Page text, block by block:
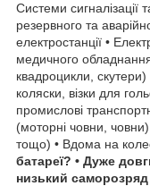
Системи сигналізації
резервного та
електростанції •
медичного
квадроцикли, скутери)
коляски, візки для
промислові
(моторні човни,
тощо) • Вдома на
батареї? • Дуже
низький саморозряд